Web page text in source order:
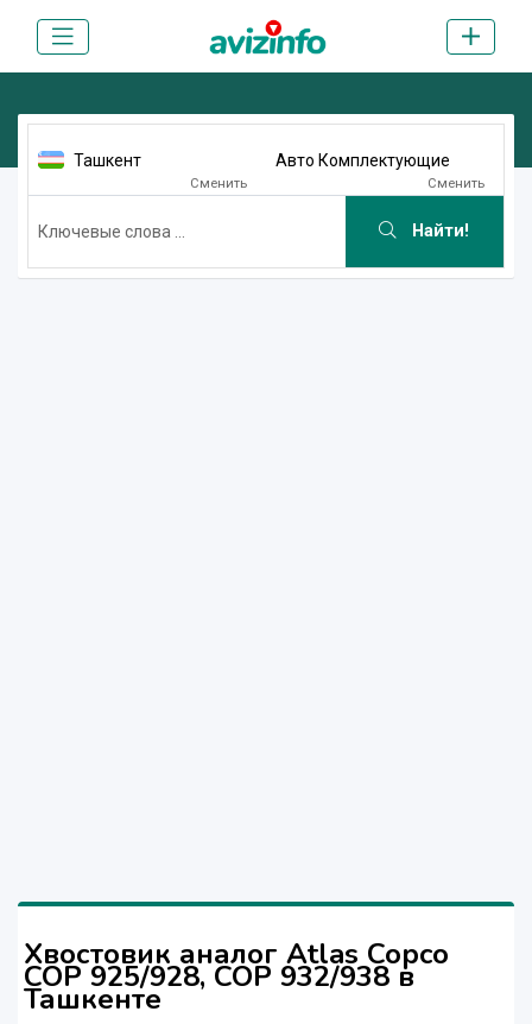
Ташкент
Сменить
Авто Комплектующие
Сменить
Найти!
Хвостовик аналог Atlas Copco
COP 925/928, COP 932/938 в
Ташкенте